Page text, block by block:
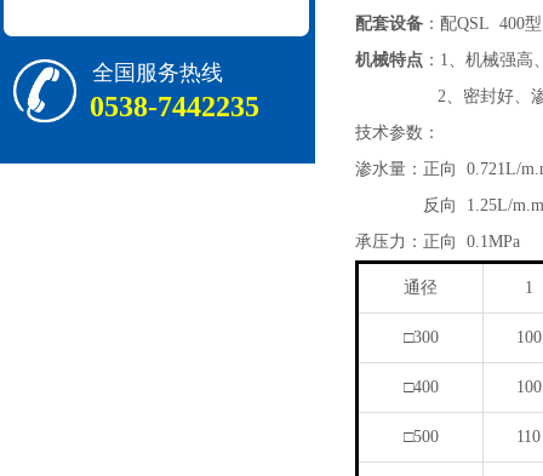
全国服务热线
0538-7442235
配套设备 ：配QSL 400
机械特点 ：1、机械强
2、密封好、渗水量
技术参数：
渗水量：正向 0.721L/
反向 1.25L/
承压力：正向 0.1MPa
通径 1
□300 100
□400 100
□500 110